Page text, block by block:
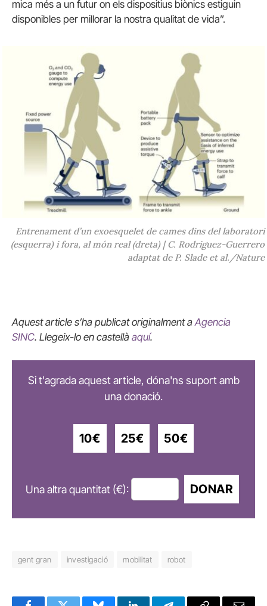
mica més a un futur on els dispositius biònics estiguin
disponibles per millorar la nostra qualitat de vida”.
Entrenament d’un exoesquelet de cames dins del laboratori
(esquerra) i fora, al món real (dreta) | C. Rodriguez-Guerrero
adaptat de P. Slade et al./Nature
Aquest article s’ha publicat originalment aAgencia
SINC. Llegeix-lo en castellà aquí.
Si t'agrada aquest article, dóna'ns suport amb
una donació.
10€ 25€ 50€
Una altra quantitat (€): DONAR
gent gran investigació mobilitat robot